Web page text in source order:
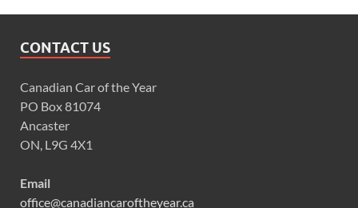
CONTACT US
Canadian Car of the Year
PO Box 81074
Ancaster
ON, L9G 4X1
Email
office@canadiancaroftheyear.ca